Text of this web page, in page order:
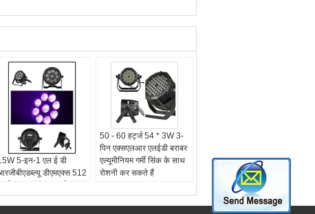
5-इन-1 एल ई डी
डीएमएक्स 512
के लिए रोशनी कर
50 - 60 हर्ट्ज 54 * 3W 3-
पिन एक्सएलआर एलईडी बराबर
एल्यूमीनियम गर्मी सिंक के साथ
रोशनी कर सकते हैं